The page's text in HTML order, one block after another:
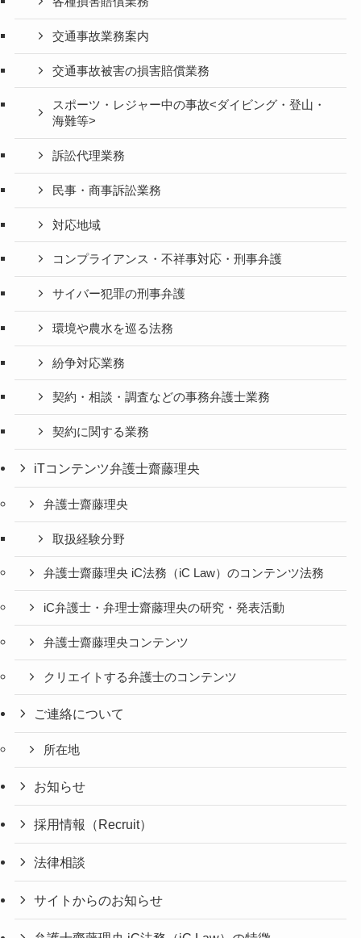
交通事故業務案内
交通事故被害の損害賠償業務
スポーツ・レジャー中の事故<ダイビング・登山・
海難等>
訴訟代理業務
民事・商事訴訟業務
対応地域
コンプライアンス・不祥事対応・刑事弁護
サイバー犯罪の刑事弁護
環境や農水を巡る法務
紛争対応業務
契約・相談・調査などの事務弁護士業務
契約に関する業務
iTコンテンツ弁護士齋藤理央
弁護士齋藤理央
取扱経験分野
弁護士齋藤理央 iC法務（iC Law）のコンテンツ法務
iC弁護士・弁理士齋藤理央の研究・発表活動
弁護士齋藤理央コンテンツ
クリエイトする弁護士のコンテンツ
ご連絡について
所在地
お知らせ
採用情報（Recruit）
法律相談
サイトからのお知らせ